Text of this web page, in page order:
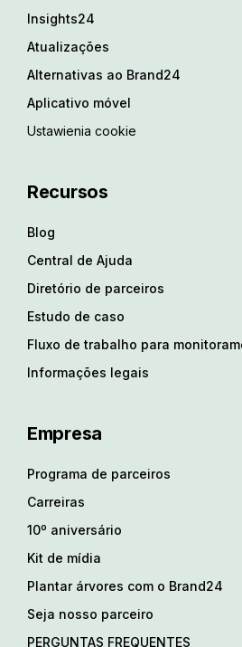
Insights24
Atualizações
Alternativas ao Brand24
Aplicativo móvel
Ustawienia cookie
Recursos
Blog
Central de Ajuda
Diretório de parceiros
Estudo de caso
Fluxo de trabalho para
Informações legais
Empresa
Programa de parceiros
Carreiras
10º aniversário
Kit de mídia
Plantar árvores com o Brand24
Seja nosso parceiro
PERGUNTAS FREQUENTES